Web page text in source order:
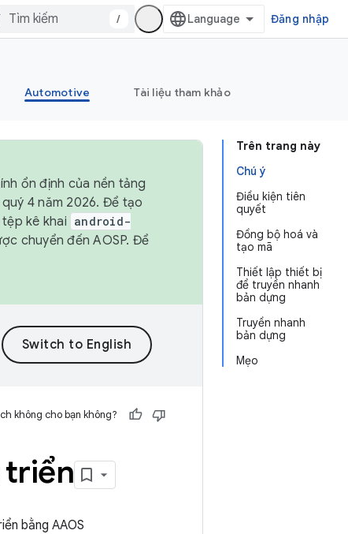
/ Đăng nhập
Automotive Tài liệu tham khảo
Trên trang này
Chú ý
Điều kiện tiên
quyết
Đồng bộ hoá và
tạo mã
Thiết lập thiết bị
để truyền nhanh
bản dựng
Truyền nhanh
bản dựng
Mẹo
ổn định của nền tảng
4 năm 2026. Để tạo
tệp kê khai android-
chuyển đến AOSP. Để
không cho bạn không?
triển
bằng AAOS